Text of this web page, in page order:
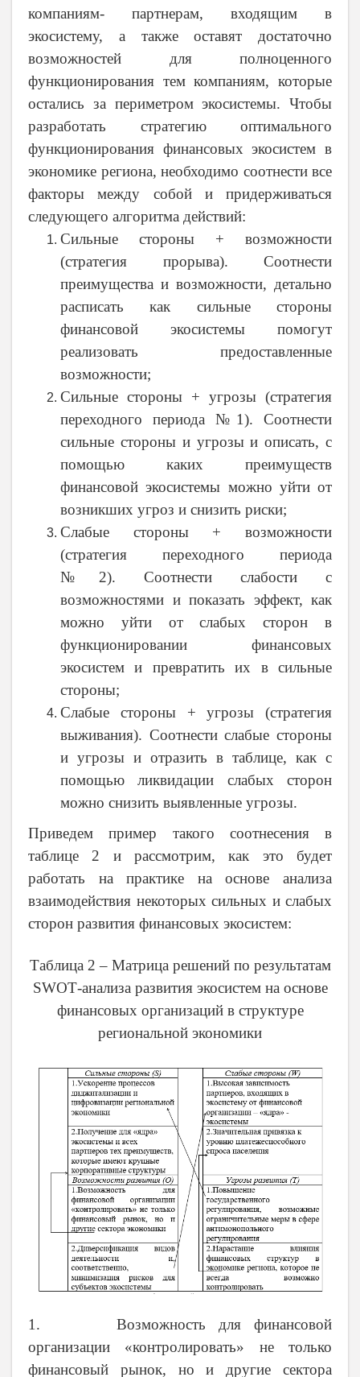
компаниям- партнерам, входящим в
экосистему, а также оставят достаточно
возможностей для полноценного
функционирования тем компаниям, которые
остались за периметром экосистемы. Чтобы
разработать стратегию оптимального
функционирования финансовых экосистем в
экономике региона, необходимо соотнести все
факторы между собой и придерживаться
следующего алгоритма действий:
Сильные стороны + возможности
(стратегия прорыва). Соотнести
преимущества и возможности, детально
расписать как сильные стороны
финансовой экосистемы помогут
реализовать предоставленные
возможности;
Сильные стороны + угрозы (стратегия
переходного периода №1). Соотнести
сильные стороны и угрозы и описать, с
помощью каких преимуществ
финансовой экосистемы можно уйти от
возникших угроз и снизить риски;
Слабые стороны + возможности
(стратегия переходного периода
№2). Соотнести слабости с
возможностями и показать эффект, как
можно уйти от слабых сторон в
функционировании финансовых
экосистем и превратить их в сильные
стороны;
Слабые стороны + угрозы (стратегия
выживания). Соотнести слабые стороны
и угрозы и отразить в таблице, как с
помощью ликвидации слабых сторон
можно снизить выявленные угрозы.
Приведем пример такого соотнесения в
таблице 2 и рассмотрим, как это будет
работать на практике на основе анализа
взаимодействия некоторых сильных и слабых
сторон развития финансовых экосистем:
Таблица 2 – Матрица решений по результатам
SWOT-анализа развития экосистем на основе
финансовых организаций в структуре
региональной экономики
1. Возможность для финансовой
организации «контролировать» не только
финансовый рынок, но и другие сектора